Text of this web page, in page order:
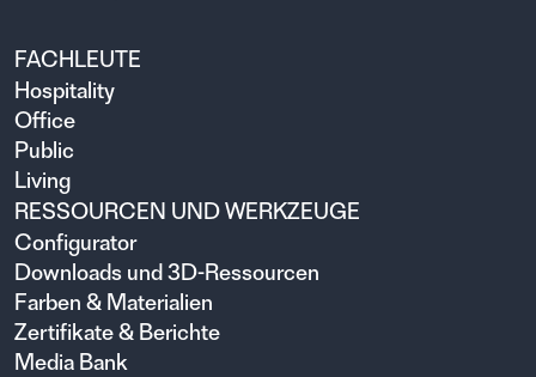
FACHLEUTE
Hospitality
Office
Public
Living
RESSOURCEN UND WERKZEUGE
Configurator
Downloads und 3D-Ressourcen
Farben & Materialien
Zertifikate & Berichte
Media Bank